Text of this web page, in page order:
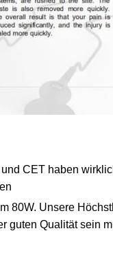
CET haben
80W. Unsere
guten Qualität sein